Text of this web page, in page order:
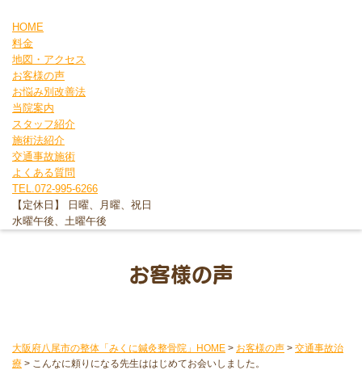
HOME
料金
地図・アクセス
お客様の声
お悩み別改善法
当院案内
スタッフ紹介
施術法紹介
交通事故施術
よくある質問
TEL.072-995-6266
【定休日】 日曜、月曜、祝日
水曜午後、土曜午後
お客様の声
大阪府八尾市の整体「みくに鍼灸整骨院」HOME > お客様の声 > 交通事故治
療 > こんなに頼りになる先生ははじめてお会いしました。